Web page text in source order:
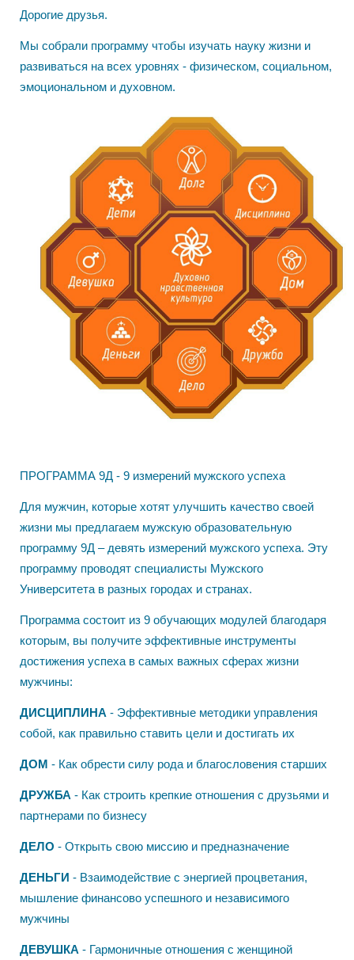
Дорогие друзья.
Мы собрали программу чтобы изучать науку жизни и
развиваться на всех уровнях - физическом, социальном,
эмоциональном и духовном.
ПРОГРАММА 9Д - 9 измерений мужского успеха
Для мужчин, которые хотят улучшить качество своей
жизни мы предлагаем мужскую образовательную
программу 9Д – девять измерений мужского успеха. Эту
программу проводят специалисты Мужского
Университета в разных городах и странах.
Программа состоит из 9 обучающих модулей благодаря
которым, вы получите эффективные инструменты
достижения успеха в самых важных сферах жизни
мужчины:
ДИСЦИПЛИНА - Эффективные методики управления
собой, как правильно ставить цели и достигать их
ДОМ- Как обрести силу рода и благословения старших
ДРУЖБА- Как строить крепкие отношения с друзьями и
партнерами по бизнесу
ДЕЛО- Открыть свою миссию и предназначение
ДЕНЬГИ- Взаимодействие с энергией процветания,
мышление финансово успешного и независимого
мужчины
ДЕВУШКА- Гармоничные отношения с женщиной